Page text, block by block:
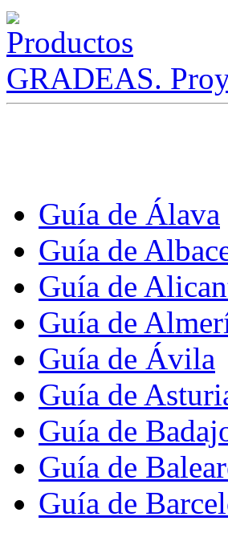
GRADEAS.
Guía de Álava
Guía de
Guía de
Guía de
Guía de Ávila
Guía de
Guía de
Guía de
Guía de